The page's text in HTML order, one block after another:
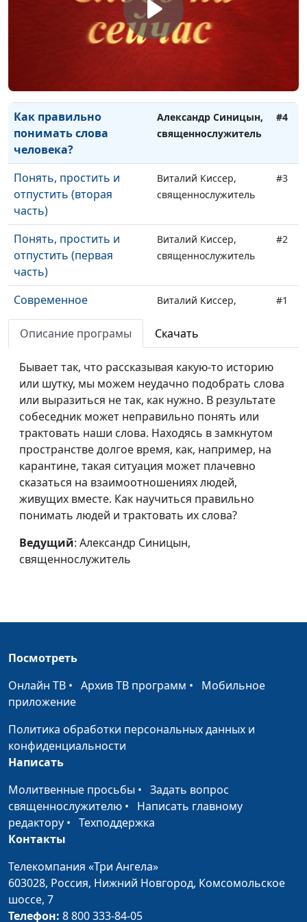
У страха глаза велики
Александр Синицын,
священнослужитель
Библию?
священнослужитель
Как правильно
понимать слова
человека?
Александр Синицын,
священнослужитель
#4
Понять, простить и
отпустить (вторая
часть)
Виталий Киссер,
священнослужитель
#3
Понять, простить и
отпустить (первая
часть)
Виталий Киссер,
священнослужитель
#2
Современное
руководство к
счастливой жизни
Виталий Киссер,
#1
Описание програмы Скачать
Бывает так, что рассказывая какую-то историю
или шутку, мы можем неудачно подобрать слова
или выразиться не так, как нужно. В результате
собеседник может неправильно понять или
трактовать наши слова. Находясь в замкнутом
пространстве долгое время, как, например, на
карантине, такая ситуация может плачевно
сказаться на взаимоотношениях людей,
живущих вместе. Как научиться правильно
понимать людей и трактовать их слова?
Ведущий: Александр Синицын,
священнослужитель
Посмотреть
Онлайн ТВ • Архив ТВ программ • Мобильное
приложение
Политика обработки персональных данных и
конфиденциальности
Написать
Молитвенные просьбы • Задать вопрос
священнослужителю • Написать главному
редактору • Техподдержка
Контакты
Телекомпания «Три Ангела»
603028, Россия, Нижний Новгород, Комсомольское
шоссе, 7
Телефон: 8 800 333-84-05